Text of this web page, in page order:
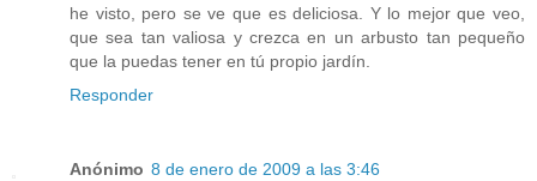
he visto, pero se ve que es deliciosa. Y lo mejor que veo,
que sea tan valiosa y crezca en un arbusto tan pequeño
que la puedas tener en tú propio jardín.
Responder
Anónimo 8 de enero de 2009 a las 3:46